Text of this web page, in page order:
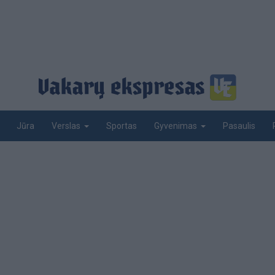
Jūra Verslas Sportas Gyvenimas Pasaulis